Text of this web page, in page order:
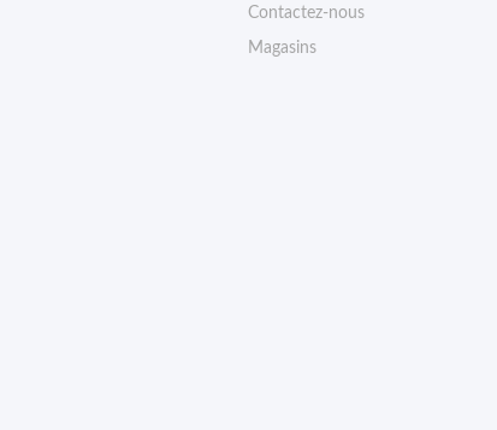
Contactez-nous
Magasins